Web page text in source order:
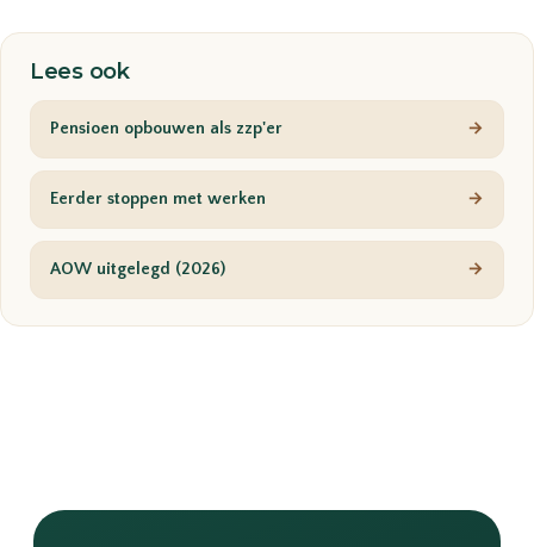
Lees ook
Pensioen opbouwen als zzp'er →
Eerder stoppen met werken →
AOW uitgelegd (2026) →